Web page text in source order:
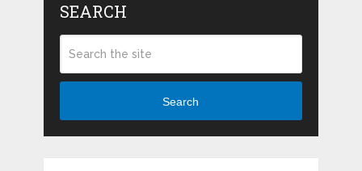
SEARCH
Search